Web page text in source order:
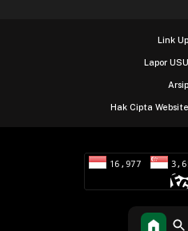
Link Up
Lapor USU
Arsip
Hak Cipta Website